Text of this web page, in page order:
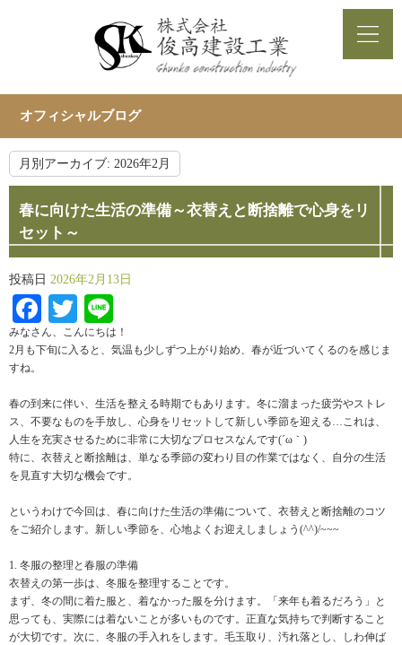
オフィシャルブログ
月別アーカイブ: 2026年2月
春に向けた生活の準備～衣替えと断捨離で心身をリ
セット～
投稿日 2026年2月13日
Facebook
Twitter
みなさん、こんにちは！
2月も下旬に入ると、気温も少しずつ上がり始め、春が近づいてくるのを感じま
すね。
春の到来に伴い、生活を整える時期でもあります。冬に溜まった疲労やストレ
ス、不要なものを手放し、心身をリセットして新しい季節を迎える…これは、
人生を充実させるために非常に大切なプロセスなんです(´ω｀)
特に、衣替えと断捨離は、単なる季節の変わり目の作業ではなく、自分の生活
を見直す大切な機会です。
というわけで今回は、春に向けた生活の準備について、衣替えと断捨離のコツ
をご紹介します。新しい季節を、心地よくお迎えしましょう(^^)/~~~
1. 冬服の整理と春服の準備
衣替えの第一歩は、冬服を整理することです。
まず、冬の間に着た服と、着なかった服を分けます。「来年も着るだろう」と
思っても、実際には着ないことが多いものです。正直な気持ちで判断すること
が大切です。次に、冬服の手入れをします。毛玉取り、汚れ落とし、しわ伸ば